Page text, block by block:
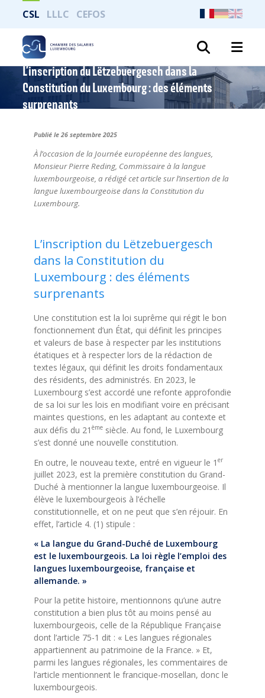
CSL LLLC CEFOS
L’inscription du Lëtzebuergesch dans la
Constitution du Luxembourg : des éléments
surprenants
Publié le 26 septembre 2025
À l’occasion de la Journée européenne des langues,
Monsieur Pierre Reding, Commissaire à la langue
luxembourgeoise, a rédigé cet article sur l’insertion de la
langue luxembourgeoise dans la Constitution du
Luxembourg.
L’inscription du Lëtzebuergesch
dans la Constitution du
Luxembourg : des éléments
surprenants
Une constitution est la loi suprême qui régit le bon
fonctionnement d’un État, qui définit les principes
et valeurs de base à respecter par les institutions
étatiques et à respecter lors de la rédaction de
textes légaux, qui définit les droits fondamentaux
des résidents, des administrés. En 2023, le
Luxembourg s’est accordé une refonte approfondie
de sa loi sur les lois en modifiant voire en précisant
maintes questions, en les adaptant au contexte et
aux défis du 21 èmesiècle. Au fond, le Luxembourg
s’est donné une nouvelle constitution.
En outre, le nouveau texte, entré en vigueur le 1 er
juillet 2023, est la première constitution du Grand-
Duché à mentionner la langue luxembourgeoise. Il
élève le luxembourgeois à l’échelle
constitutionnelle, et on ne peut que s’en réjouir. En
effet, l’article 4. (1) stipule :
« La langue du Grand-Duché de Luxembourg
est le luxembourgeois. La loi règle l’emploi des
langues luxembourgeoise, française et
allemande. »
Pour la petite histoire, mentionnons qu’une autre
constitution a bien plus tôt au moins pensé au
luxembourgeois, celle de la République Française
dont l’article 75-1 dit : « Les langues régionales
appartiennent au patrimoine de la France. » Et,
parmi les langues régionales, les commentaires de
l’article mentionnent le francique-mosellan, donc le
luxembourgeois.